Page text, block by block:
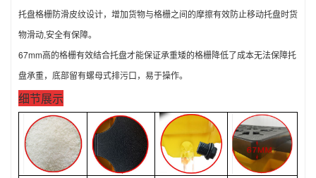
托盘格栅防滑皮纹设计，增加货物与格栅之间的摩擦有效防止移动托盘时货
物滑动,安全有保障。
67mm高的格栅有效结合托盘才能保证承重矮的格栅降低了成本无法保障托
盘承重，底部留有螺母式排污口，易于操作。
细节展示